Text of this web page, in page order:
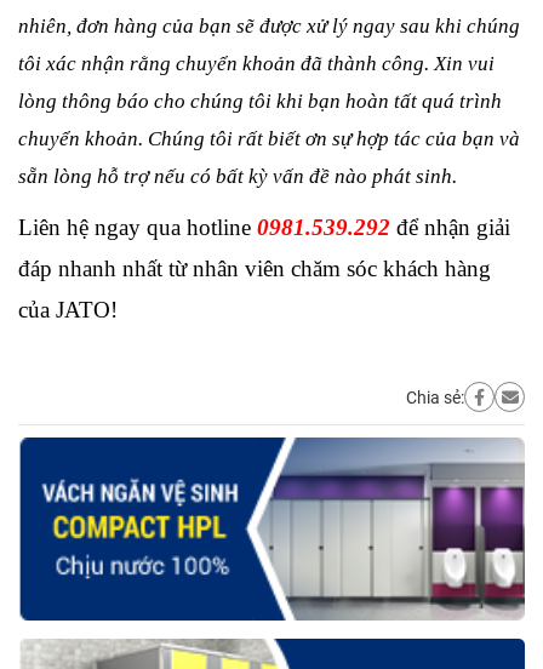
nhiên, đơn hàng của bạn sẽ được xử lý ngay sau khi chúng
tôi xác nhận rằng chuyển khoản đã thành công. Xin vui
lòng thông báo cho chúng tôi khi bạn hoàn tất quá trình
chuyển khoản. Chúng tôi rất biết ơn sự hợp tác của bạn và
sẵn lòng hỗ trợ nếu có bất kỳ vấn đề nào phát sinh.
Liên hệ ngay qua hotline 0981.539.292 để nhận giải
đáp nhanh nhất từ nhân viên chăm sóc khách hàng
của JATO!
Chia sẻ: